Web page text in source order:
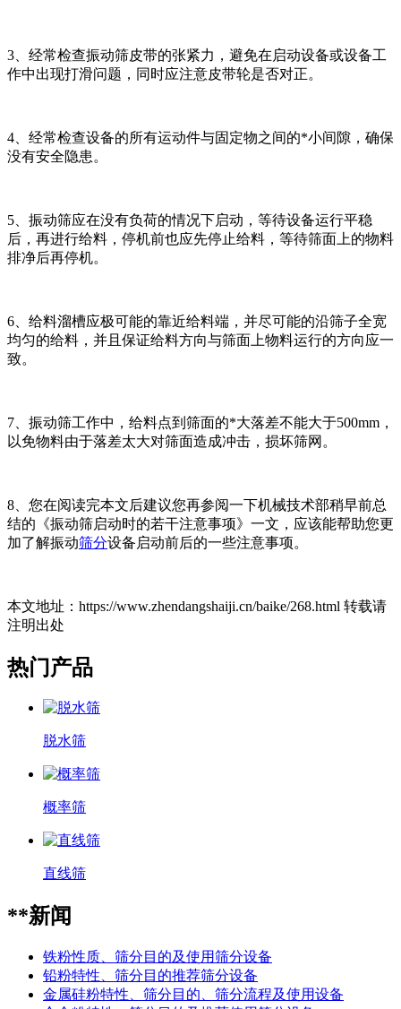
3、经常检查振动筛皮带的张紧力，避免在启动设备或设备工
作中出现打滑问题，同时应注意皮带轮是否对正。
4、经常检查设备的所有运动件与固定物之间的*小间隙，确保
没有安全隐患。
5、振动筛应在没有负荷的情况下启动，等待设备运行平稳
后，再进行给料，停机前也应先停止给料，等待筛面上的物料
排净后再停机。
6、给料溜槽应极可能的靠近给料端，并尽可能的沿筛子全宽
均匀的给料，并且保证给料方向与筛面上物料运行的方向应一
致。
7、振动筛工作中，给料点到筛面的*大落差不能大于500mm，
以免物料由于落差太大对筛面造成冲击，损坏筛网。
8、您在阅读完本文后建议您再参阅一下机械技术部稍早前总
结的《振动筛启动时的若干注意事项》一文，应该能帮助您更
加了解振动筛分设备启动前后的一些注意事项。
本文地址：https://www.zhendangshaiji.cn/baike/268.html 转载请
注明出处
热门产品
脱水筛
概率筛
直线筛
**新闻
铁粉性质、筛分目的及使用筛分设备
铅粉特性、筛分目的推荐筛分设备
金属硅粉特性、筛分目的、筛分流程及使用设备